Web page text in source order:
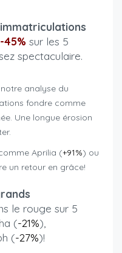
-45% sur les 5
spectaculaire.
analyse du
fondre comme
Une longue érosion
Aprilia (+91%) ou
un retour en grâce!
le rouge sur 5
(-21%),
(-27%)!